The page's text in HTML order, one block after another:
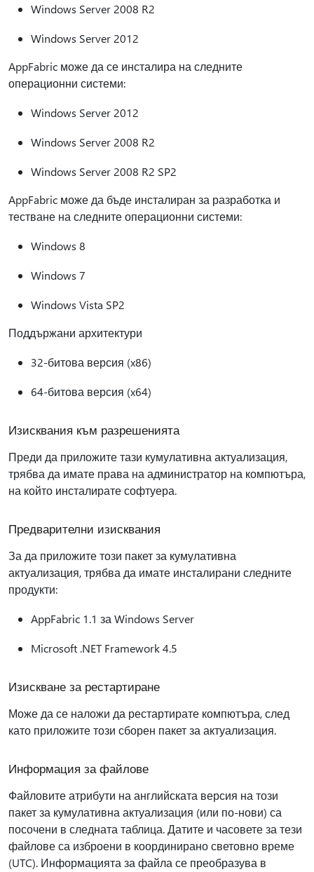
Windows Server 2008 R2
Windows Server 2012
AppFabric може да се инсталира на следните
операционни системи:
Windows Server 2012
Windows Server 2008 R2
Windows Server 2008 R2 SP2
AppFabric може да бъде инсталиран за разработка и
тестване на следните операционни системи:
Windows 8
Windows 7
Windows Vista SP2
Поддържани архитектури
32-битова версия (x86)
64-битова версия (x64)
Изисквания към разрешенията
Преди да приложите тази кумулативна актуализация,
трябва да имате права на администратор на компютъра,
на който инсталирате софтуера.
Предварителни изисквания
За да приложите този пакет за кумулативна
актуализация, трябва да имате инсталирани следните
продукти:
AppFabric 1.1 за Windows Server
Microsoft .NET Framework 4.5
Изискване за рестартиране
Може да се наложи да рестартирате компютъра, след
като приложите този сборен пакет за актуализация.
Информация за файлове
Файловите атрибути на английската версия на този
пакет за кумулативна актуализация (или по-нови) са
посочени в следната таблица. Датите и часовете за тези
файлове са изброени в координирано световно време
(UTC). Информацията за файла се преобразува в